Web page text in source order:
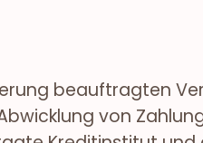
beauftragten
von